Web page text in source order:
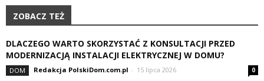
ZOBACZ TEŻ
DLACZEGO WARTO SKORZYSTAĆ Z KONSULTACJI PRZED
MODERNIZACJĄ INSTALACJI ELEKTRYCZNEJ W DOMU?
DOM Redakcja PolskiDom.com.pl - 15 lipca 2026 0